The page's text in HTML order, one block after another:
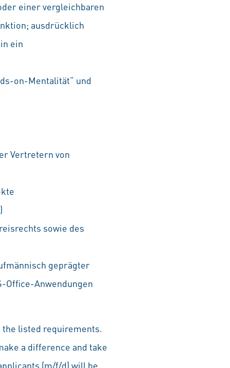
einer vergleichbaren
ausdrücklich
ein
on-Mentalität“ und
Vertretern von
sowie des
geprägter
Office-Anwendungen
the listed requirements.
a difference and take
(m/f/d) will be